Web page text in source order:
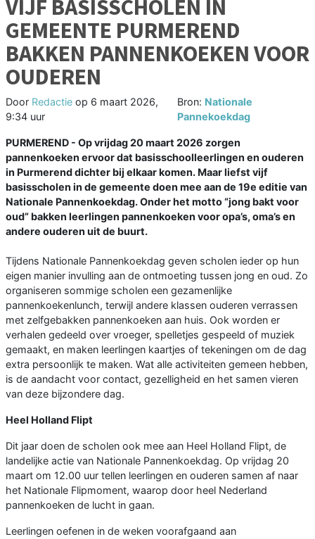
VIJF BASISSCHOLEN IN
GEMEENTE PURMEREND
BAKKEN PANNENKOEKEN VOOR
OUDEREN
Door Redactie op 6 maart 2026,
9:34 uur
Bron: Nationale
Pannekoekdag
PURMEREND - Op vrijdag 20 maart 2026 zorgen
pannenkoeken ervoor dat basisschoolleerlingen en ouderen
in Purmerend dichter bij elkaar komen. Maar liefst vijf
basisscholen in de gemeente doen mee aan de 19e editie van
Nationale Pannenkoekdag. Onder het motto “jong bakt voor
oud” bakken leerlingen pannenkoeken voor opa’s, oma’s en
andere ouderen uit de buurt.
Tijdens Nationale Pannenkoekdag geven scholen ieder op hun
eigen manier invulling aan de ontmoeting tussen jong en oud. Zo
organiseren sommige scholen een gezamenlijke
pannenkoekenlunch, terwijl andere klassen ouderen verrassen
met zelfgebakken pannenkoeken aan huis. Ook worden er
verhalen gedeeld over vroeger, spelletjes gespeeld of muziek
gemaakt, en maken leerlingen kaartjes of tekeningen om de dag
extra persoonlijk te maken. Wat alle activiteiten gemeen hebben,
is de aandacht voor contact, gezelligheid en het samen vieren
van deze bijzondere dag.
Heel Holland Flipt
Dit jaar doen de scholen ook mee aan Heel Holland Flipt, de
landelijke actie van Nationale Pannenkoekdag. Op vrijdag 20
maart om 12.00 uur tellen leerlingen en ouderen samen af naar
het Nationale Flipmoment, waarop door heel Nederland
pannenkoeken de lucht in gaan.
Leerlingen oefenen in de weken voorafgaand aan